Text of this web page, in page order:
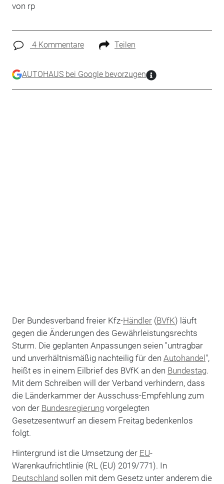
von rp
4 Kommentare Teilen
AUTOHAUS bei Google bevorzugen
Der Bundesverband freier Kfz-Händler(BVfK) läuft
gegen die Änderungen des Gewährleistungsrechts
Sturm. Die geplanten Anpassungen seien "untragbar
und unverhältnismäßig nachteilig für den Autohandel",
heißt es in einem Eilbrief des BVfK an den Bundestag.
Mit dem Schreiben will der Verband verhindern, dass
die Länderkammer der Ausschuss-Empfehlung zum
von der Bundesregierungvorgelegten
Gesetzesentwurf an diesem Freitag bedenkenlos
folgt.
Hintergrund ist die Umsetzung der EU-
Warenkaufrichtlinie (RL (EU) 2019/771). In
Deutschland sollen mit dem Gesetz unter anderem die